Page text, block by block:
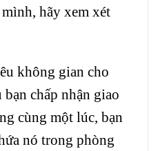
hãy xem xét
không gian cho
chấp nhận giao
cùng một lúc, bạn
nó trong phòng